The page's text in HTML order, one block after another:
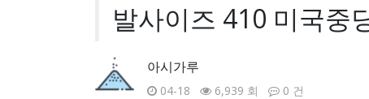
반복 업무를 줄여
발사이즈 410 미국중
아시가루
04-18 6,939 회 0 건